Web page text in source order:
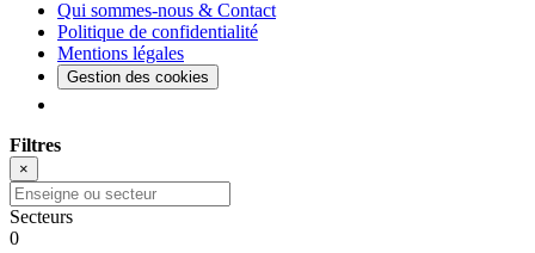
Qui sommes-nous & Contact
Politique de confidentialité
Mentions légales
Gestion des cookies
Filtres
×
Secteurs
0